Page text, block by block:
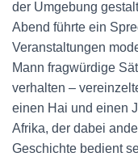
der Umgebung
Abend führte ein
Veranstaltungen
Mann fragwürdige
verhalten –
einen Hai und einen
Afrika, der dabei
Geschichte bedient